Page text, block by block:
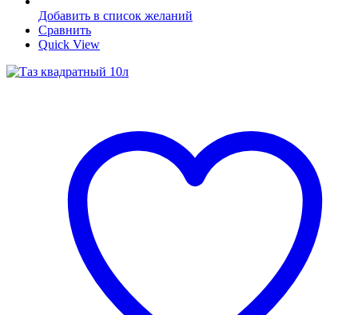
Добавить в список желаний
Сравнить
Quick View